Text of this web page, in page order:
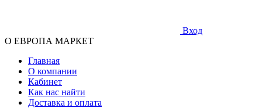
Вход
О ЕВРОПА МАРКЕТ
Главная
О компании
Кабинет
Как нас найти
Доставка и оплата